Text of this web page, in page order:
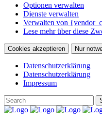
Optionen verwalten
Dienste verwalten
Verwalten von
Lese mehr über diese
Cookies akzeptieren Nur
Datenschutzerklärung
Datenschutzerklärung
Impressum